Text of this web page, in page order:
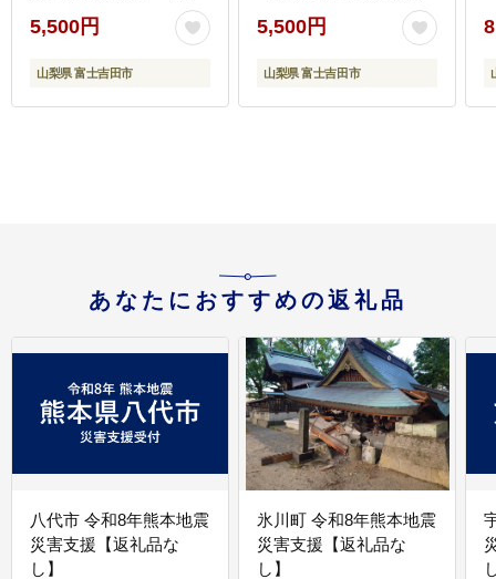
5,500円
山梨県 富士吉田市
5,500円
山梨県 富士吉田市
あなたにおすすめの返礼品
八代市 令和8年熊本地震
災害支援【返礼品な
し】
氷川町 令和8年熊本地震
災害支援【返礼品な
し】